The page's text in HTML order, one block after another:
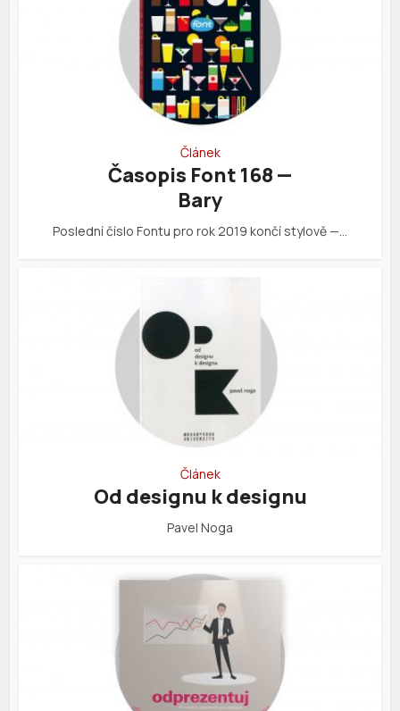
Článek
Časopis Font 168 —
Bary
Poslední číslo Fontu pro rok 2019 končí stylově —…
Článek
Od designu k designu
Pavel Noga